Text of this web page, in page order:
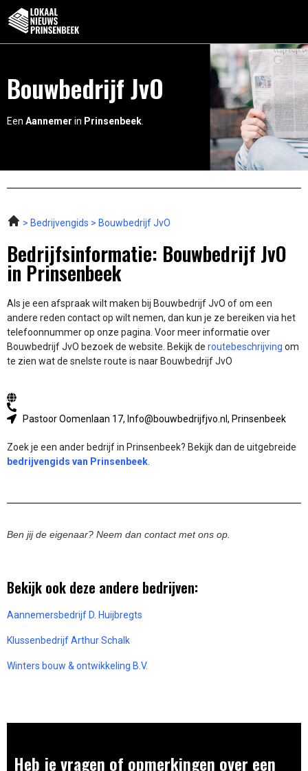
Bouwbedrijf JvO
Een Aannemer in Prinsenbeek
Bedrijvengids Bouwbedrijf JvO
Bedrijfsinformatie: Bouwbedrijf JvO
in Prinsenbeek
Als je een afspraak wilt maken bij Bouwbedrijf JvO of om een
andere reden contact op wilt nemen, dan kun je ze bereiken via het
telefoonnummer op onze pagina. Voor meer informatie over
Bouwbedrijf JvO bezoek de website. Bekijk de routebeschrijving om
te zien wat de snelste route is naar Bouwbedrijf JvO
Pastoor Oomenlaan 17, Info@bouwbedrijfjvo.nl, Prinsenbeek
Zoek je een ander bedrijf in Prinsenbeek? Bekijk dan de uitgebreide
bedrijvengids van Prinsenbeek
Ben jij de eigenaar? Neem dan contact met ons op.
Bekijk ook deze andere bedrijven:
Aannemersbedrijf D. Huijbregts
Klussenbedrijf Arthur Schalk
Winters bouw & ontwikkeling B.V.
Heb je vragen of opmerkingen over een